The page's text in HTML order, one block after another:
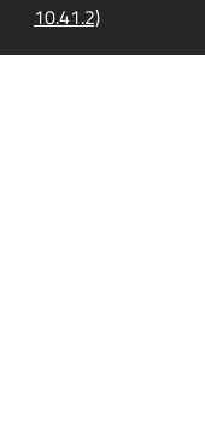
10.41.2)